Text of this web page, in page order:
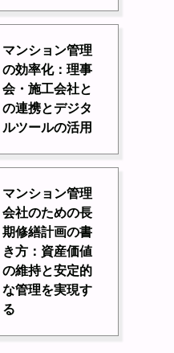
マンション管理
の効率化：理事
会・施工会社と
の連携とデジタ
ルツールの活用
マンション管理
会社のための長
期修繕計画の書
き方：資産価値
の維持と安定的
な管理を実現す
る